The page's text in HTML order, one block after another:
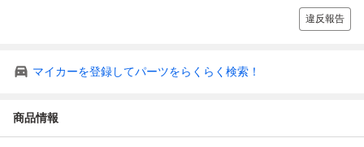
違反報告
マイカーを登録してパーツをらくらく検索！
商品情報